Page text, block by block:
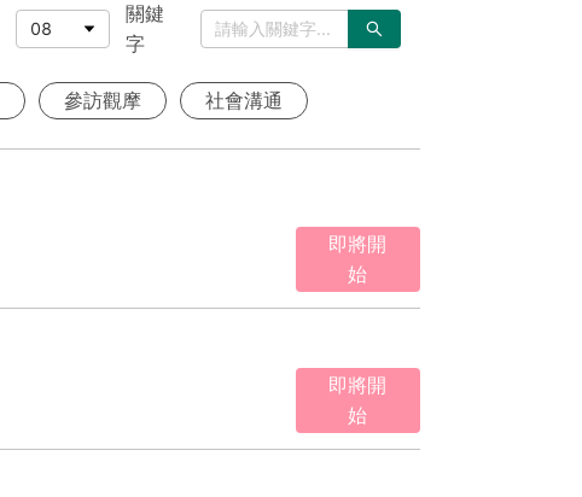
08
關鍵
字
參訪觀摩 社會溝通
即將開
始
即將開
始